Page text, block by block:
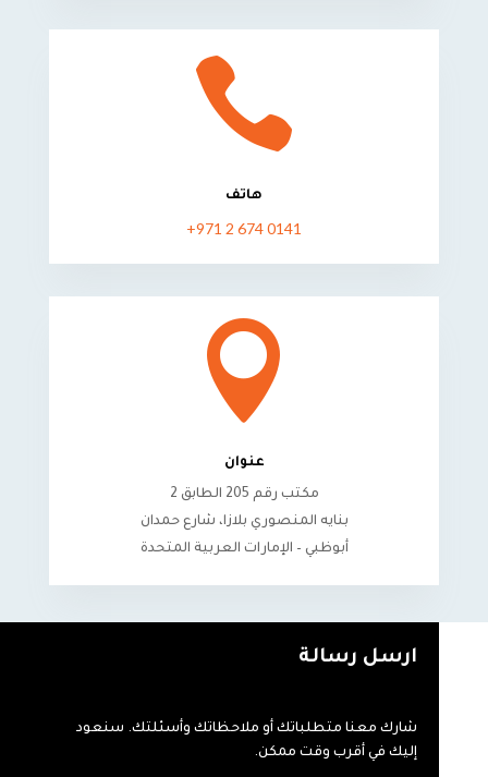

هاتف
+971 2 674 0141

عنوان
مكتب رقم 205 الطابق 2
بنايه المنصوري بلازا، شارع حمدان
أبوظبي – الإمارات العربية المتحدة
ارسل رسالة
شارك معنا متطلباتك أو ملاحظاتك وأسئلتك. سنعود
إليك في أقرب وقت ممكن.